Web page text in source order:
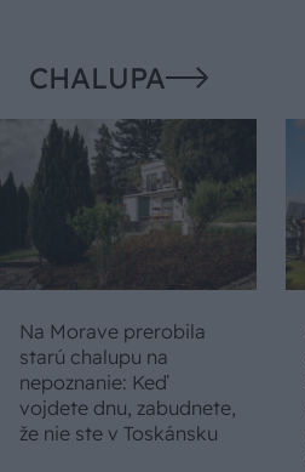
CHALUPA
Na Morave prerobila
starú chalupu na
nepoznanie: Keď
vojdete dnu, zabudnete,
že nie ste v Toskánsku